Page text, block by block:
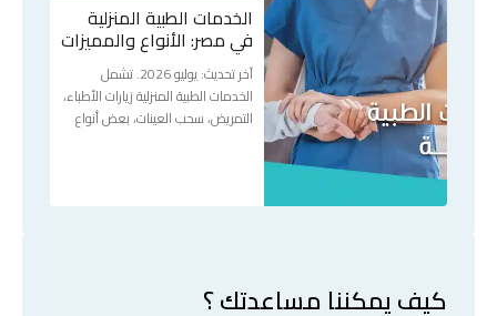
الخدمات الطبية المنزلية
في مصر: الأنواع والمميزات
آخر تحديث: يوليو 2026. تشمل
الخدمات الطبية المنزلية زيارات الأطباء،
التمريض، سحب العينات، بعض أنواع
كيف يمكننا مساعدتك ؟